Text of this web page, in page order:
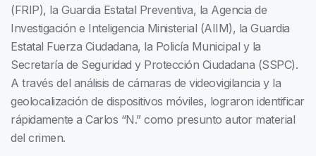
(FRIP), la Guardia Estatal Preventiva, la Agencia de
Investigación e Inteligencia Ministerial (AIIM), la Guardia
Estatal Fuerza Ciudadana, la Policía Municipal y la
Secretaría de Seguridad y Protección Ciudadana (SSPC).
A través del análisis de cámaras de videovigilancia y la
geolocalización de dispositivos móviles, lograron identificar
rápidamente a Carlos “N.” como presunto autor material
del crimen.